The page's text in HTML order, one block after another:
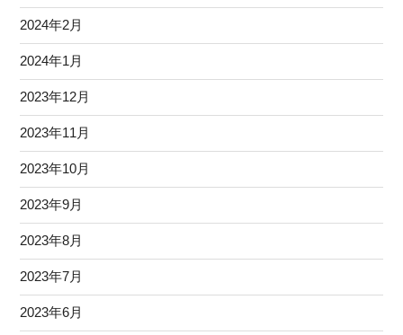
2024年2月
2024年1月
2023年12月
2023年11月
2023年10月
2023年9月
2023年8月
2023年7月
2023年6月